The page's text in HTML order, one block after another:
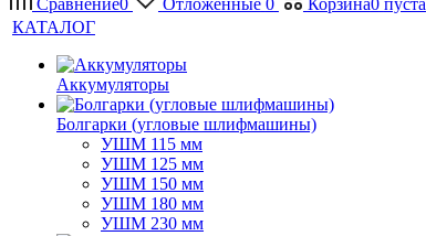
Сравнение0 Отложенные 0 Корзина0 пуста
КАТАЛОГ
Аккумуляторы
Болгарки (угловые шлифмашины)
УШМ 115 мм
УШМ 125 мм
УШМ 150 мм
УШМ 180 мм
УШМ 230 мм